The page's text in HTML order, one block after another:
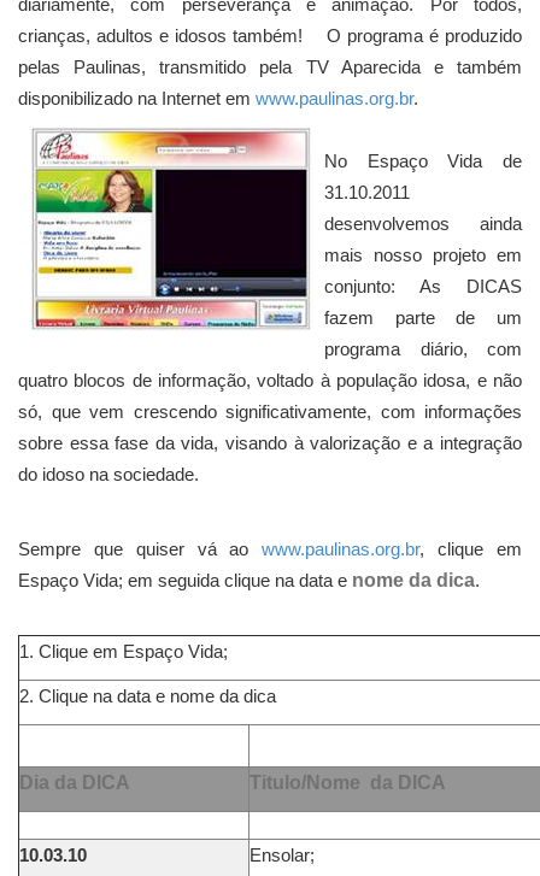
crianças, adultos e idosos também!
O programa é produzido
pelas Paulinas, transmitido pela TV Aparecida e também
disponibilizado na Internet em www.paulinas.org.br.
No Espaço Vida de
31.10.2011
desenvolvemos ainda
mais nosso projeto em
conjunto: As DICAS
fazem parte de um
programa diário, com
quatro blocos de informação, voltado à população idosa, e não
só, que vem crescendo significativamente, com informações
sobre essa fase da vida, visando à valorização e a integração
do idoso na sociedade.
Sempre que quiser vá aowww.paulinas.org.br, clique em
Espaço Vida; em seguida clique na data e nome da dica.
1. Clique em Espaço Vida;
2. Clique na data e nome da dica
Dia da DICA Titulo/Nome da DICA
10.03.10 Ensolar;